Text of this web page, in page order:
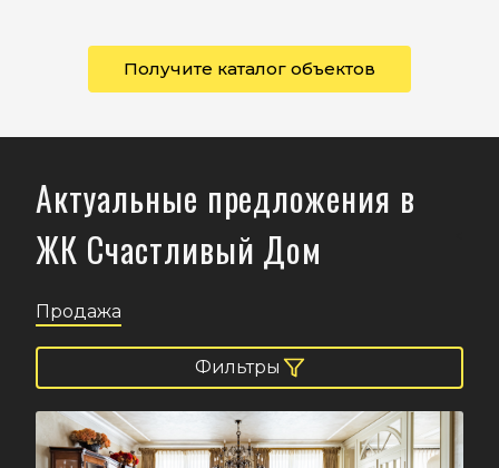
Получите каталог объектов
Актуальные предложения в
ЖК Счастливый Дом
Продажа
Фильтры